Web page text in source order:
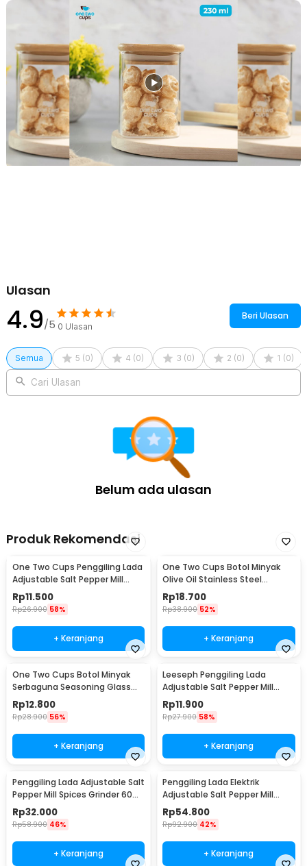
Ulasan
4.9/5 0 Ulasan
Beri Ulasan
Semua 5 (0) 4 (0) 3 (0) 2 (0) 1 (0)
Cari Ulasan
Belum ada ulasan
Produk Rekomendasi
One Two Cups Penggiling Lada
Adjustable Salt Pepper Mill
Grinder 160ml - M15996
Rp11.500
Rp26.900 58%
+ Keranjang
One Two Cups Botol Minyak
Olive Oil Stainless Steel
Platted 500ml - OT50
Rp18.700
Rp38.900 52%
+ Keranjang
One Two Cups Botol Minyak
Serbaguna Seasoning Glass
Jar 630ml - CY180
Rp12.800
Rp28.900 56%
+ Keranjang
Leeseph Penggiling Lada
Adjustable Salt Pepper Mill
Grinder 80ml - M1599
Rp11.900
Rp27.900 58%
+ Keranjang
Penggiling Lada Adjustable Salt
Pepper Mill Spices Grinder 60ml
- CIQ
Rp32.000
Rp58.900 46%
+ Keranjang
Penggiling Lada Elektrik
Adjustable Salt Pepper Mill
Grinder 100ml - 15CE7
Rp54.800
Rp92.900 42%
+ Keranjang